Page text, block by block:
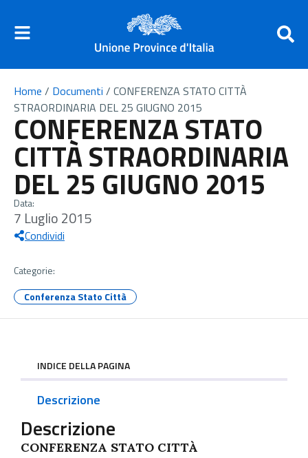
Home / Documenti / CONFERENZA STATO CITTÀ
STRAORDINARIA DEL 25 GIUGNO 2015
CONFERENZA STATO
CITTÀ STRAORDINARIA
DEL 25 GIUGNO 2015
Data:
7 Luglio 2015
Condividi
Categorie:
Conferenza Stato Città
INDICE DELLA PAGINA
Descrizione
Descrizione
CONFERENZA STATO CITTÀ